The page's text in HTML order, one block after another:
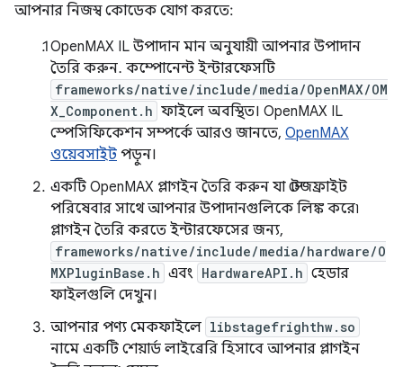
আপনার নিজস্ব কোডেক যোগ করতে:
OpenMAX IL উপাদান মান অনুযায়ী আপনার উপাদান
তৈরি করুন. কম্পোনেন্ট ইন্টারফেসটি
frameworks/native/include/media/OpenMAX/OM
X_Component.h ফাইলে অবস্থিত। OpenMAX IL
স্পেসিফিকেশন সম্পর্কে আরও জানতে, OpenMAX
ওয়েবসাইট পড়ুন।
একটি OpenMAX প্লাগইন তৈরি করুন যা স্টেজফ্রাইট
পরিষেবার সাথে আপনার উপাদানগুলিকে লিঙ্ক করে৷
প্লাগইন তৈরি করতে ইন্টারফেসের জন্য,
frameworks/native/include/media/hardware/O
MXPluginBase.h এবং HardwareAPI.h হেডার
ফাইলগুলি দেখুন।
আপনার পণ্য মেকফাইলে libstagefrighthw.so
নামে একটি শেয়ার্ড লাইব্রেরি হিসাবে আপনার প্লাগইন